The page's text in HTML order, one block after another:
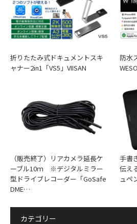
読解力の勉強で英語長文
待機中 設定
充電時間（約） 2時間
5V/2A
端子 USB
保証期間 １年
本体寸法・重さ（約）
メーカーサポートページ
ご使用方法について初心者でもわか
動画をご用意しております。
パソコンでウェブページを開いた後
本語に翻訳』を行ってご覧ください
折りたたみ式ドキュメントスキ
ャナー2in1「VS5」VIISAN
防水
（販売終了）リアカメラ延長ケ
ーブル10ｍ ※デジタルミラー
型ドライブレコーダー「GoSafe
DME…
手書
伝え
ュペ
カテゴリー